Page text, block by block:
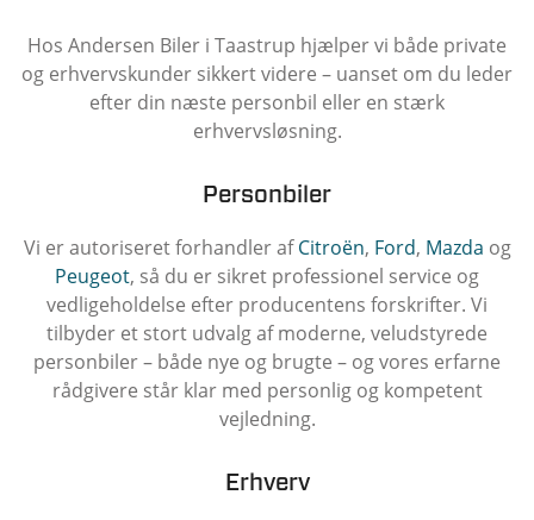
Hos Andersen Biler i Taastrup hjælper vi både private
og erhvervskunder sikkert videre – uanset om du leder
efter din næste personbil eller en stærk
erhvervsløsning.
Personbiler
Vi er autoriseret forhandler afCitroën, Ford, Mazda og
Peugeot, så du er sikret professionel service og
vedligeholdelse efter producentens forskrifter. Vi
tilbyder et stort udvalg af moderne, veludstyrede
personbiler – både nye og brugte – og vores erfarne
rådgivere står klar med personlig og kompetent
vejledning.
Erhverv